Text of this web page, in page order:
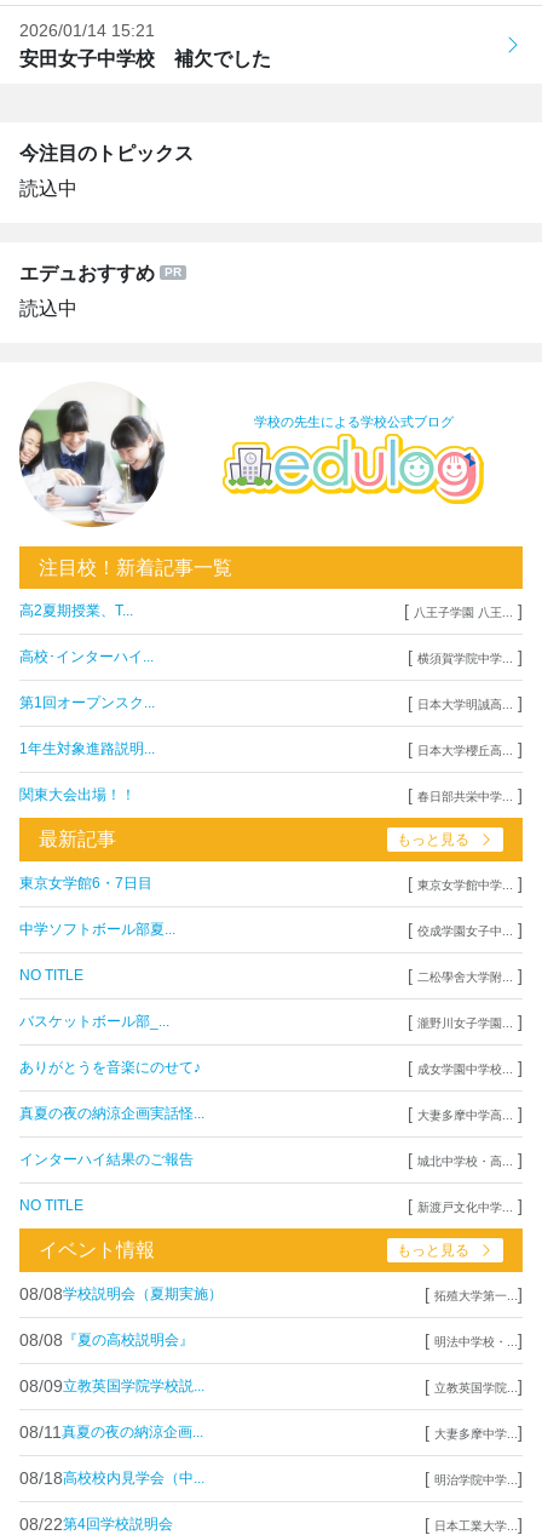
2026/01/14 15:21
安田女子中学校 補欠でした
今注目のトピックス
読込中
エデュおすすめ
読込中
学校の先生による学校公式ブログ
注目校！新着記事一覧
高2夏期授業、T... [ 八王子学園 八王... ]
高校･インターハイ... [ 横須賀学院中学... ]
第1回オープンスク... [ 日本大学明誠高... ]
1年生対象進路説明... [ 日本大学櫻丘高... ]
関東大会出場！！ [ 春日部共栄中学... ]
最新記事 もっと見る
東京女学館6・7日目 [ 東京女学館中学... ]
中学ソフトボール部夏... [ 佼成学園女子中... ]
NO TITLE [ 二松學舍大学附... ]
バスケットボール部_... [ 瀧野川女子学園... ]
ありがとうを音楽にのせて♪ [ 成女学園中学校... ]
真夏の夜の納涼企画実話怪... [ 大妻多摩中学高... ]
インターハイ結果のご報告 [ 城北中学校・高... ]
NO TITLE [ 新渡戸文化中学... ]
イベント情報 もっと見る
08/08学校説明会（夏期実施） [ 拓殖大学第一... ]
08/08 『夏の高校説明会』 [ 明法中学校・... ]
08/09立教英国学院学校説... [ 立教英国学院... ]
08/11 真夏の夜の納涼企画... [ 大妻多摩中学... ]
08/18高校校内見学会（中... [ 明治学院中学... ]
08/22第4回学校説明会 [ 日本工業大学... ]